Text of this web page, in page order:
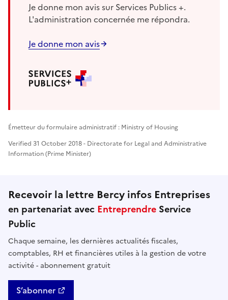
Je donne mon avis sur Services Publics +.
L'administration concernée me répondra.
Je donne mon avis
Émetteur du formulaire administratif : Ministry of Housing
Verified 31 October 2018 - Directorate for Legal and Administrative
Information (Prime Minister)
Recevoir la lettre Bercy infos Entreprises
en partenariat avec Entreprendre Service
Public
Chaque semaine, les dernières actualités fiscales,
comptables, RH et financières utiles à la gestion de votre
activité - abonnement gratuit
S’abonner